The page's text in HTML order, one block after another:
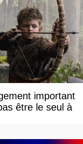
important
être le seul à